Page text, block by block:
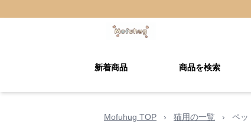
新着商品 商品を検索
Mofuhug TOP › 猫用の一覧 › ペッ